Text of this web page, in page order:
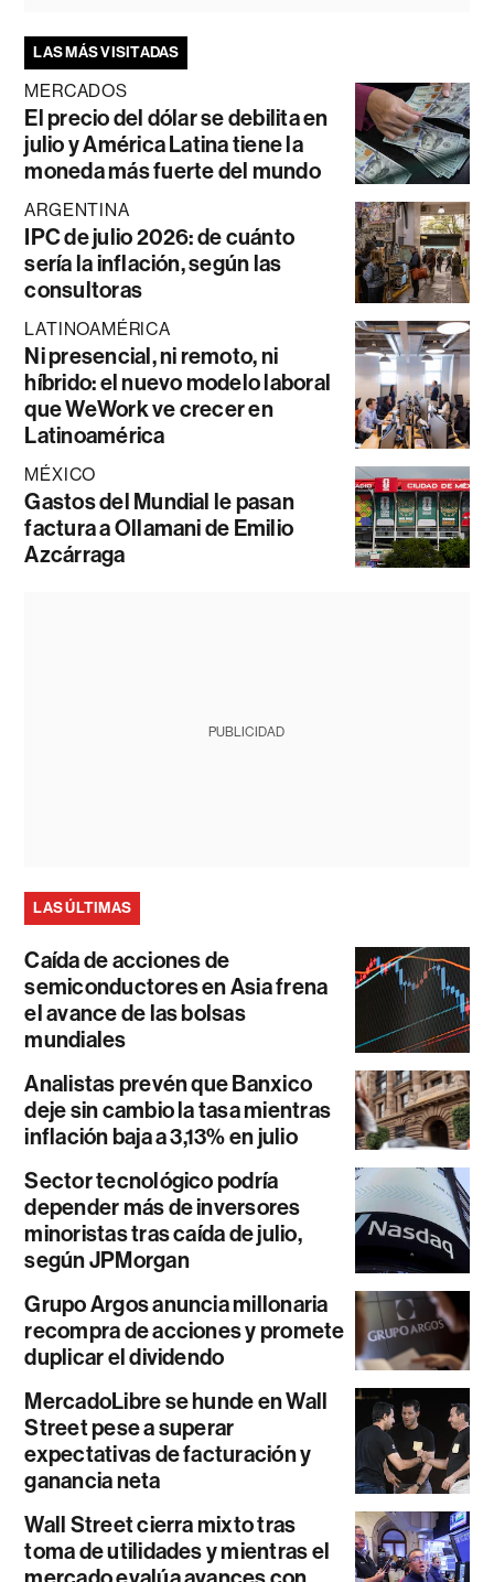
LAS MÁS VISITADAS
MERCADOS
El precio del dólar se debilita en
julio y América Latina tiene la
moneda más fuerte del mundo
ARGENTINA
IPC de julio 2026: de cuánto
sería la inflación, según las
consultoras
LATINOAMÉRICA
Ni presencial, ni remoto, ni
híbrido: el nuevo modelo laboral
que WeWork ve crecer en
Latinoamérica
MÉXICO
Gastos del Mundial le pasan
factura a Ollamani de Emilio
Azcárraga
PUBLICIDAD
LAS ÚLTIMAS
Caída de acciones de
semiconductores en Asia frena
el avance de las bolsas
mundiales
Analistas prevén que Banxico
deje sin cambio la tasa mientras
inflación baja a 3,13% en julio
Sector tecnológico podría
depender más de inversores
minoristas tras caída de julio,
según JPMorgan
Grupo Argos anuncia millonaria
recompra de acciones y promete
duplicar el dividendo
MercadoLibre se hunde en Wall
Street pese a superar
expectativas de facturación y
ganancia neta
Wall Street cierra mixto tras
toma de utilidades y mientras el